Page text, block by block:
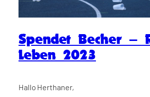
Spendet Becher –
Leben 2023
Hallo Herthaner,